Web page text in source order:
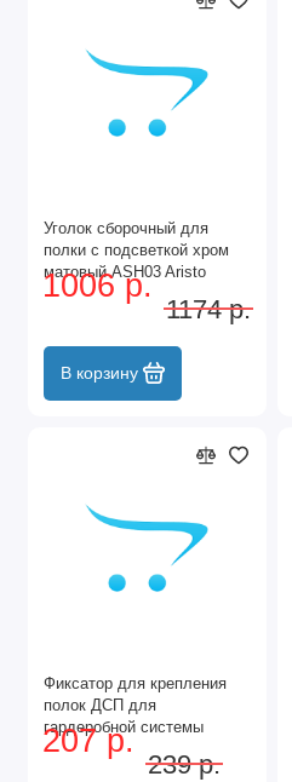
Уголок сборочный для
полки с подсветкой хром
матовый ASH03 Aristo
1006 р.
1174 р.
В корзину
Фиксатор для крепления
полок ДСП для
гардеробной системы
Aristo, серый
207 р.
239 р.